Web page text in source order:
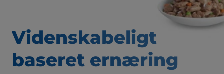
Videnskabeligt
baseret ernæring